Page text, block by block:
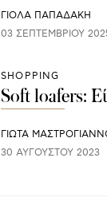
ΓΙΌΛΑ ΠΑΠΑΔΆΚΗ
03 ΣΕΠΤΕΜΒΡΊΟΥ
SHOPPING
Soft loafers:
ΓΙΩΤΑ
30 ΑΥΓΟΎΣΤΟΥ 2023